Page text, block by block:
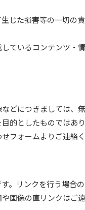
じた損害等の一切の
ているコンテンツ・
どにつきましては、
的としたものではあ
フォームよりご連絡
。リンクを行う場合
画像の直リンクはご遠